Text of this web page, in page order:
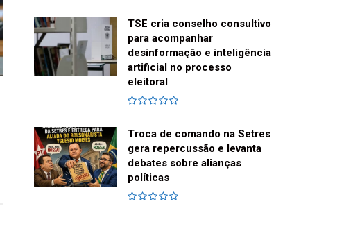
TSE cria conselho consultivo
para acompanhar
desinformação e inteligência
artificial no processo
eleitoral
Troca de comando na Setres
gera repercussão e levanta
debates sobre alianças
políticas